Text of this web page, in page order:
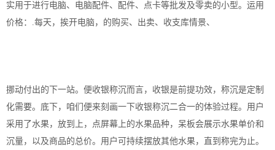
实用于进行电脑、电脑配件、配件、点卡等批发及零卖的小型。运用
价格：.每天，挨开电脑，的购买、出卖、收支库情景、
挪动付出的下一站。便收银称沉而言，收银是前提功效，称沉是定制
化需要。底下，咱们便来刻画一下收银称沉二合一的体验过程。用户
采用了水果，放到上，点屏幕上的水果品种，呆板会展示水果单价和
沉量，以及商品的总价。用户可持续摆放其他水果，直到称完为止。